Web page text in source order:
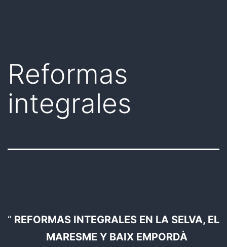
Reformas
integrales
REFORMAS INTEGRALES EN LA SELVA, EL
MARESME Y BAIX EMPORDÀ